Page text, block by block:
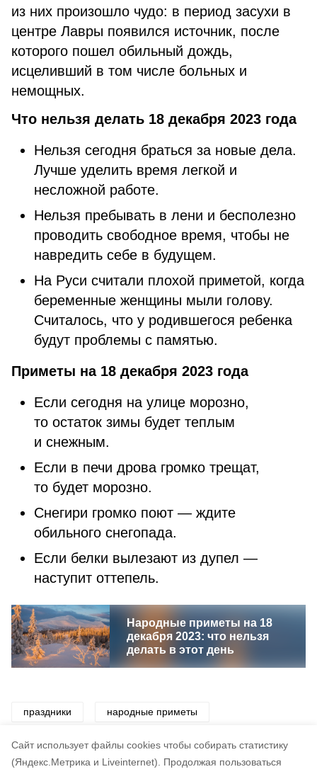
Cайт использует файлы cookies чтобы собирать статистику
(Яндекс.Метрика и Liveinternet).
Продолжая пользоваться
из них произошло чудо: в период засухи в
центре Лавры появился источник, после
которого пошел обильный дождь,
исцеливший в том числе больных и
немощных.
Что нельзя делать 18 декабря 2023 года
Нельзя сегодня браться за новые дела.
Лучше уделить время легкой и
несложной работе.
Нельзя пребывать в лени и бесполезно
проводить свободное время, чтобы не
навредить себе в будущем.
На Руси считали плохой приметой, когда
беременные женщины мыли голову.
Считалось, что у родившегося ребенка
будут проблемы с памятью.
Приметы на 18 декабря 2023 года
Если сегодня на улице морозно,
то остаток зимы будет теплым
и снежным.
Если в печи дрова громко трещат,
то будет морозно.
Снегири громко поют — ждите
обильного снегопада.
Если белки вылезают из дупел —
наступит оттепель.
Народные приметы на 18
декабря 2023: что нельзя
делать в этот день
праздники народные приметы
народный праздник традиции приметы